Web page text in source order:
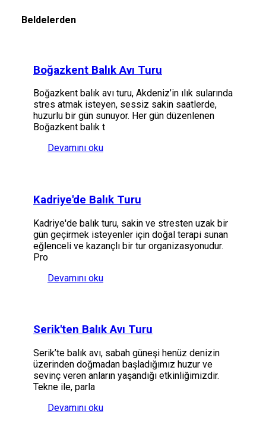
Beldelerden
Boğazkent Balık Avı Turu
Boğazkent balık avı turu, Akdeniz’in ılık sularında
stres atmak isteyen, sessiz sakin saatlerde,
huzurlu bir gün sunuyor. Her gün düzenlenen
Boğazkent balık t
Devamını oku
Kadriye'de Balık Turu
Kadriye'de balık turu, sakin ve stresten uzak bir
gün geçirmek isteyenler için doğal terapi sunan
eğlenceli ve kazançlı bir tur organizasyonudur.
Pro
Devamını oku
Serik'ten Balık Avı Turu
Serik’te balık avı, sabah güneşi henüz denizin
üzerinden doğmadan başladığımız huzur ve
sevinç veren anların yaşandığı etkinliğimizdir.
Tekne ile, parla
Devamını oku